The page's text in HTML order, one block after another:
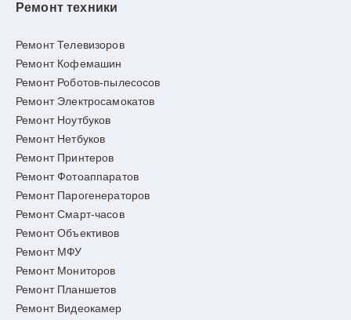
Ремонт техники
Ремонт Телевизоров
Ремонт Кофемашин
Ремонт Роботов-пылесосов
Ремонт Электросамокатов
Ремонт Ноутбуков
Ремонт Нетбуков
Ремонт Принтеров
Ремонт Фотоаппаратов
Ремонт Парогенераторов
Ремонт Смарт-часов
Ремонт Объективов
Ремонт МФУ
Ремонт Мониторов
Ремонт Планшетов
Ремонт Видеокамер